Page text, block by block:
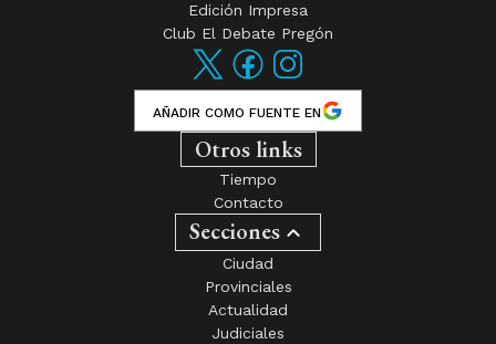
Edición Impresa
Club El Debate Pregón
AÑADIR COMO FUENTE EN
Otros links
Tiempo
Contacto
Secciones
Ciudad
Provinciales
Actualidad
Judiciales